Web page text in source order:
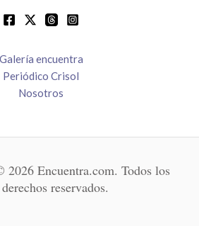
Galería encuentra
Periódico Crisol
Nosotros
Encuentra.com. Todos los
derechos reservados.